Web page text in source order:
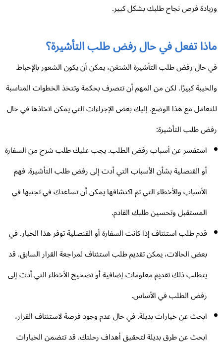
فرص نجاح طلبك بشكل كبير.
تفعل في حال رفض طلب التأشيرة؟
حال رفض طلب التأشيرة الشنغن، يمكن أن يكون الشعور بالإحباط
كبيرًا. لكن من المهم أن تتصرف بحكمة وتتخذ الخطوات المناسبة
مع هذا الوضع. إليك بعض الإجراءات التي يمكن اتخاذها في حال
طلب التأشيرة:
استفسر عن أسباب رفض الطلب. يجب عليك طلب شرح من السفارة
أو القنصلية بشأن الأسباب التي أدت إلى رفض طلب التأشيرة. فهم
الأسباب والأخطاء التي تم اكتشافها يمكن أن تساعدك في تجنبها في
المستقبل وتحسين طلبك القادم.
قدم طلب استئناف إذا كانت السفارة أو القنصلية توفر هذا الخيار. في
بعض الحالات، يمكن تقديم طلب استئناف لمراجعة القرار السابق. قد
يتطلب ذلك تقديم معلومات إضافية أو تصحيح الأخطاء التي أدت إلى
رفض الطلب في الأساس.
ابحث عن خيارات بديلة. في حال عدم وجود فرصة لاستئناف القرار،
ابحث عن طرق بديلة لتحقيق أهداف رحلتك. قد تتضمن الخيارات